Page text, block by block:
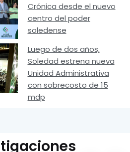
Crónica desde el nuevo
centro del poder
soledense
Luego de dos años,
Soledad estrena nueva
Unidad Administrativa
con sobrecosto de 15
mdp